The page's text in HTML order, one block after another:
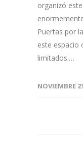
organizó
Puertas por
este espacio
limitados.…
NOVIEMBRE